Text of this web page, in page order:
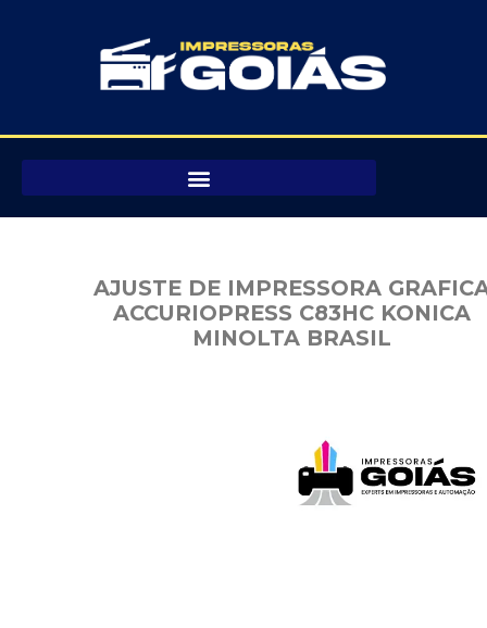
conteúdo
AJUSTE DE IMPRESSORA
ACCURIOPRESS C83HC KONICA
MINOLTA BRASIL